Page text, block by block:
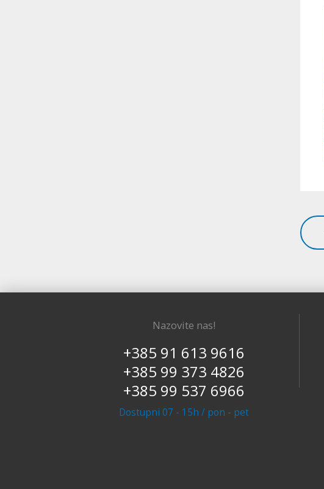
Nazovite nas!
+385 91 613 9616
+385 99 373 4826
+385 99 537 6966
Dostupni 07 - 15h / pon - pet